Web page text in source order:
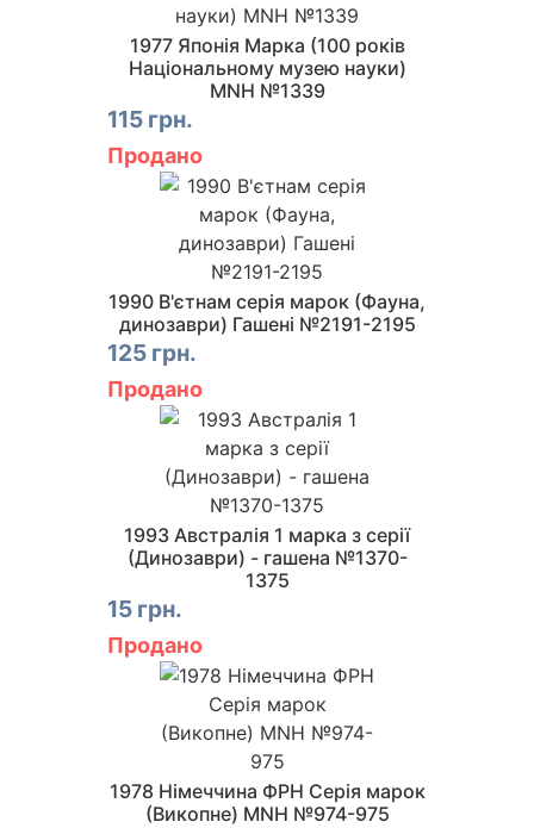
1977 Японія Марка (100 років
Національному музею науки)
MNH №1339
115 грн.
Продано
1990 В'єтнам серія марок (Фауна,
динозаври) Гашені №2191-2195
125 грн.
Продано
1993 Австралія 1 марка з серії
(Динозаври) - гашена №1370-
1375
15 грн.
Продано
1978 Німеччина ФРН Серія марок
(Викопне) MNH №974-975